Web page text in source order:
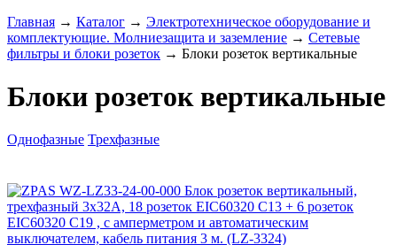
Главная → Каталог → Электротехническое оборудование и
комплектующие. Молниезащита и заземление → Сетевые
фильтры и блоки розеток → Блоки розеток вертикальные
Блоки розеток вертикальные
Однофазные Трехфазные